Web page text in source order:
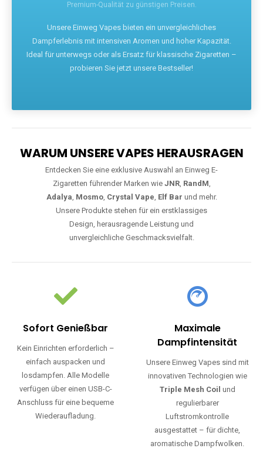
Premium-Qualität zu günstigen Preisen.
Unsere Einweg Vapes bieten ein unvergleichliches
Dampferlebnis mit intensiven Aromen und hoher Kapazität.
Ideal für unterwegs oder als Ersatz für klassische Zigaretten –
probieren Sie jetzt unsere Bestseller!
WARUM UNSERE VAPES HERAUSRAGEN
Entdecken Sie eine exklusive Auswahl an Einweg E-
Zigaretten führender Marken wie JNR, RandM,
Adalya, Mosmo, Crystal Vape, Elf Bar und mehr.
Unsere Produkte stehen für ein erstklassiges
Design, herausragende Leistung und
unvergleichliche Geschmacksvielfalt.
Sofort Genießbar
Kein Einrichten erforderlich –
einfach auspacken und
losdampfen. Alle Modelle
verfügen über einen USB-C-
Anschluss für eine bequeme
Wiederaufladung.
Maximale
Dampfintensität
Unsere Einweg Vapes sind mit
innovativen Technologien wie
Triple Mesh Coil und
regulierbarer
Luftstromkontrolle
ausgestattet – für dichte,
aromatische Dampfwolken.